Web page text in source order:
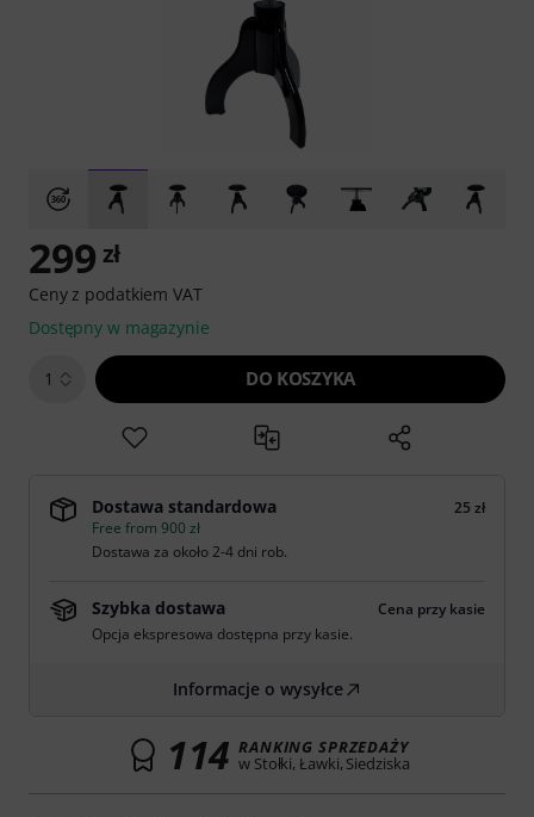
299 zł
Ceny z podatkiem VAT
Dostępny w magazynie
1 DO KOSZYKA
Dostawa standardowa
25 zł
Free from 900 zł
Dostawa za około 2-4 dni rob.
Szybka dostawa
Cena przy kasie
Opcja ekspresowa dostępna przy kasie.
Informacje o wysyłce
114 RANKING SPRZEDAŻY
w Stołki, Ławki, Siedziska